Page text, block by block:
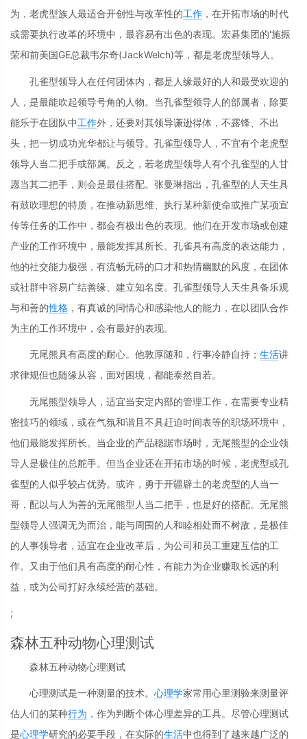
为，老虎型族人最适合开创性与改革性的工作 ，在开拓市场的时代
或需要执行改革的环境中，最容易有出色的表现。宏碁集团的'施振
荣和前美国GE总裁韦尔奇(JackWelch)等，都是老虎型领导人。
孔雀型领导人在任何团体内，都是人缘最好的人和最受欢迎的
人，是最能吹起领导号角的人物。当孔雀型领导人的部属者，除要
能乐于在团队中工作外，还要对其领导谦逊得体，不露锋、不出
头，把一切成功光华都让与领导。孔雀型领导人，不宜有个老虎型
领导人当二把手或部属。反之，若老虎型领导人有个孔雀型的人甘
愿当其二把手，则会是最佳搭配。张曼琳指出，孔雀型的人天生具
有鼓吹理想的特质，在推动新思维、执行某种新使命或推广某项宣
传等任务的工作中，都会有极出色的表现。他们在开发市场或创建
产业的工作环境中，最能发挥其所长。孔雀具有高度的表达能力，
他的社交能力极强，有流畅无碍的口才和热情幽默的风度，在团体
或社群中容易广结善缘、建立知名度。孔雀型领导人天生具备乐观
与和善的性格 ，有真诚的同情心和感染他人的能力，在以团队合作
为主的工作环境中，会有最好的表现。
无尾熊具有高度的耐心。他敦厚随和，行事冷静自持； 生活讲
求律规但也随缘从容，面对困境，都能泰然自若。
无尾熊型领导人，适宜当安定内部的管理工作，在需要专业精
密技巧的领域，或在气氛和谐且不具赶迫时间表等的职场环境中，
他们最能发挥所长。当企业的产品稳踞市场时，无尾熊型的企业领
导人是极佳的总舵手。但当企业还在开拓市场的时候，老虎型或孔
雀型的人似乎较占优势。或许，勇于开疆辟土的老虎型的人当一
哥，配以与人为善的无尾熊型人当二把手，也是好的搭配。无尾熊
型领导人强调无为而治，能与周围的人和睦相处而不树敌，是极佳
的人事领导者，适宜在企业改革后，为公司和员工重建互信的工
作。又由于他们具有高度的耐心性，有能力为企业赚取长远的利
益，或为公司打好永续经营的基础。
;
森林五种动物心理测试
森林五种动物心理测试
心理测试是一种测量的技术。 心理学家常用心里测验来测量评
估人们的某种行为 ，作为判断个体心理差异的工具。尽管心理测试
是心理学研究的必要手段，在实际的生活中也得到了越来越广泛的